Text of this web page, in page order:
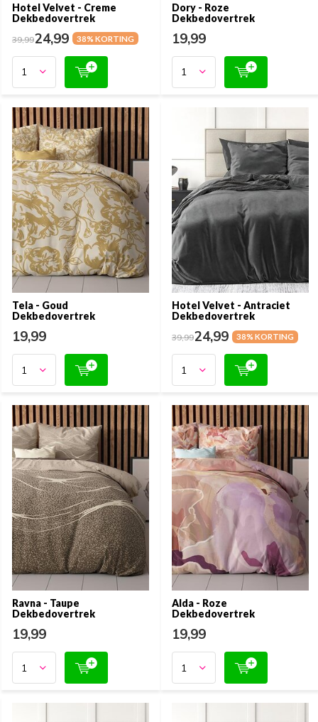
Hotel Velvet - Creme
Dekbedovertrek
39,9924,99 38% KORTING
Dory - Roze
Dekbedovertrek
19,99
Tela - Goud
Dekbedovertrek
19,99
Hotel Velvet - Antraciet
Dekbedovertrek
39,9924,99 38% KORTING
Ravna - Taupe
Dekbedovertrek
19,99
Alda - Roze
Dekbedovertrek
19,99